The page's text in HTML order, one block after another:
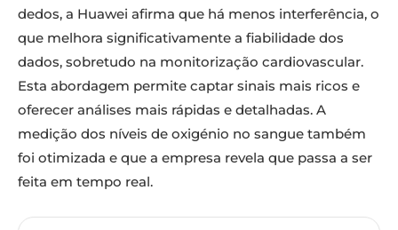
dedos, a Huawei afirma que há menos interferência, o
que melhora significativamente a fiabilidade dos
dados, sobretudo na monitorização cardiovascular.
Esta abordagem permite captar sinais mais ricos e
oferecer análises mais rápidas e detalhadas. A
medição dos níveis de oxigénio no sangue também
foi otimizada e que a empresa revela que passa a ser
feita em tempo real.